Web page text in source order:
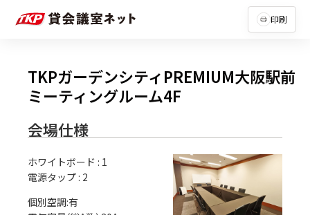
印刷
TKPガーデンシティPREMIUM大阪駅前
ミーティングルーム4F
会場仕様
ホワイトボード : 1
電源タップ : 2
個別空調:有